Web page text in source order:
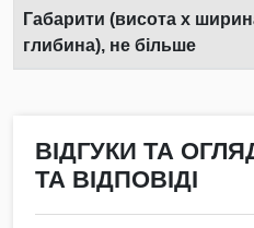
Габарити (висота х
глибина), не більше
ВІДГУКИ ТА
ТА ВІДПОВІДІ